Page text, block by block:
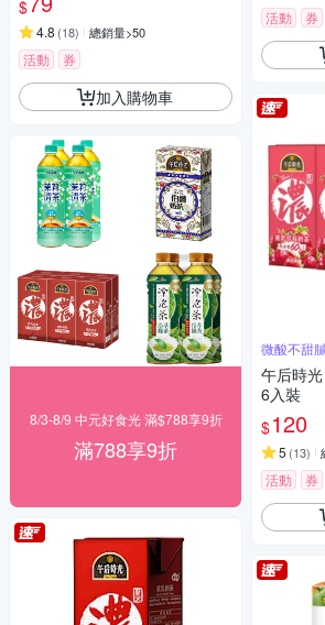
$
4.8 (18) 總銷量>50
活動 券
加入購物車
8/3-8/9 中元好食光 滿$788享9折
滿788享9折
活動 券
微酸不甜
午后時
6入裝
$120
5 (13)
活動 券